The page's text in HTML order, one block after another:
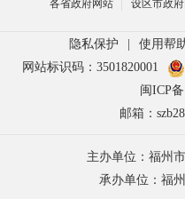
各省政府网站 设区市政
隐私保护 使用帮
网站标识码：3501820001
闽ICP
邮箱：
主办单位：福州
承办单位：福